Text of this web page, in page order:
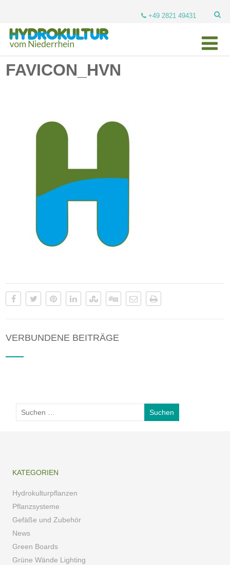
+49 2821 49431
FAVICON_HVN
VERBUNDENE BEITRÄGE
KATEGORIEN
Hydrokulturpflanzen
Pflanzsysteme
Gefäße und Zubehör
News
Green Boards
Grüne Wände Lighting